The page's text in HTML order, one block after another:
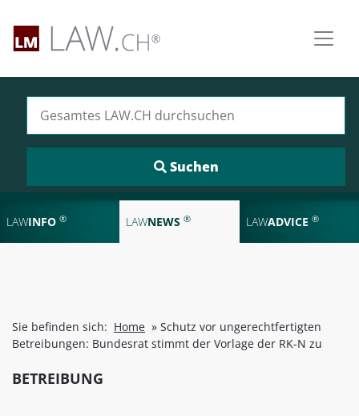
LAWINFO ® LAWNEWS ® LAWADVICE ®
Sie befinden sich: Home » Schutz vor ungerechtfertigten
Betreibungen: Bundesrat stimmt der Vorlage der RK-N zu
BETREIBUNG